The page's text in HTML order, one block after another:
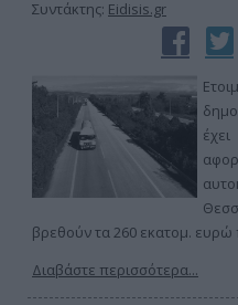
Συντάκτης: Eidisis.gr
βρεθούν τα 260 εκατομ. ευρώ
Διαβάστε περισσότερα...